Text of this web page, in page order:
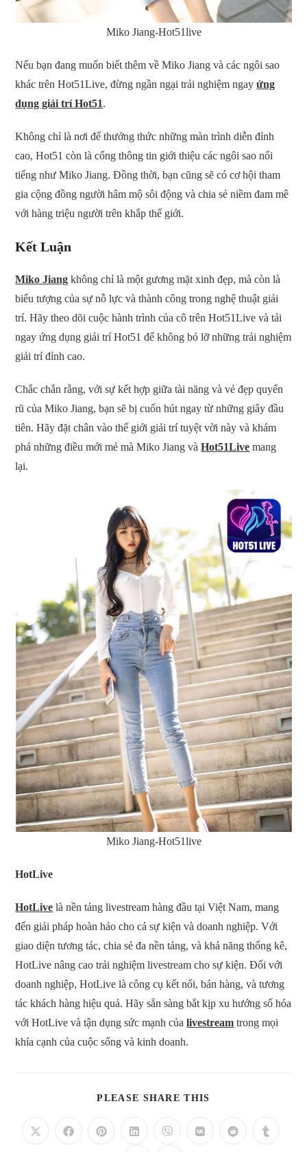
Miko Jiang-Hot51live
Nếu bạn đang muốn biết thêm về Miko Jiang và các ngôi sao
khác trên Hot51Live, đừng ngần ngại trải nghiệm ngayứng
dụng giải trí Hot51.
Không chỉ là nơi để thưởng thức những màn trình diễn đỉnh
cao, Hot51 còn là cổng thông tin giới thiệu các ngôi sao nổi
tiếng như Miko Jiang. Đồng thời, bạn cũng sẽ có cơ hội tham
gia cộng đồng người hâm mộ sôi động và chia sẻ niềm đam mê
với hàng triệu người trên khắp thế giới.
Kết Luận
Miko Jiang không chỉ là một gương mặt xinh đẹp, mà còn là
biểu tượng của sự nỗ lực và thành công trong nghệ thuật giải
trí. Hãy theo dõi cuộc hành trình của cô trên Hot51Live và tải
ngay ứng dụng giải trí Hot51 để không bỏ lỡ những trải nghiệm
giải trí đỉnh cao.
Chắc chắn rằng, với sự kết hợp giữa tài năng và vẻ đẹp quyến
rũ của Miko Jiang, bạn sẽ bị cuốn hút ngay từ những giây đầu
tiên. Hãy đặt chân vào thế giới giải trí tuyệt vời này và khám
phá những điều mới mẻ mà Miko Jiang vàHot51Live mang
lại.
Miko Jiang-Hot51live
HotLive
HotLive là nền tảng livestream hàng đầu tại Việt Nam, mang
đến giải pháp hoàn hảo cho cả sự kiện và doanh nghiệp. Với
giao diện tương tác, chia sẻ đa nền tảng, và khả năng thống kê,
HotLive nâng cao trải nghiệm livestream cho sự kiện. Đối với
doanh nghiệp, HotLive là công cụ kết nối, bán hàng, và tương
tác khách hàng hiệu quả. Hãy sẵn sàng bắt kịp xu hướng số hóa
với HotLive và tận dụng sức mạnh củalivestream trong mọi
khía cạnh của cuộc sống và kinh doanh.
PLEASE SHARE THIS
Opens
Opens
Opens
Opens
Opens
Opens
Opens
Opens